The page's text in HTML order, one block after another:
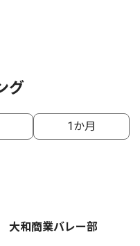
グ
1か月
大和商業バレー部